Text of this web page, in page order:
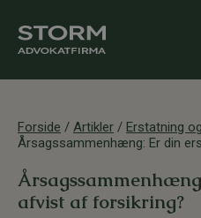
Forside / Artikler / Erstatning
Årsagssammenhæng: Er din
afvist af forsikring?